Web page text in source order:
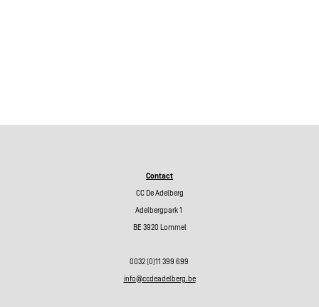
Contact
CC De Adelberg
Adelbergpark 1
BE 3920 Lommel
0032 (0)11 399 699
info@ccdeadelberg.be